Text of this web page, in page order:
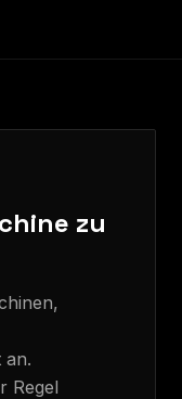
zu
an.
Regel